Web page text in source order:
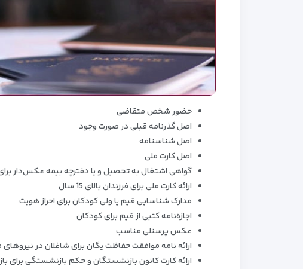
حضور شخص متقاضی
اصل گذرنامه قبلی در صورت وجود
اصل شناسنامه
اصل کارت ملی
گواهی اشتغال به تحصیل و یا دفترچه بیمه عکس‌دار برای افراد
ارائه کارت ملی برای فرزندان بالای 15 سال
مدارک شناسایی قیم یا ولی کودکان برای احراز هویت
اجازه‌نامه کتبی از قیم برای کودکان
عکس پرسنلی مناسب
ارائه نامه موافقت حفاظت یگان برای شاغلان در نیروهای
ارائه کارت کانون بازنشستگان و حکم بازنشستگی برای